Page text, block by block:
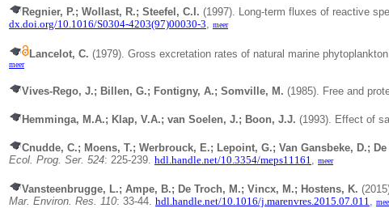
Regnier, P.; Wollast, R.; Steefel, C.I. (1997). Long-term fluxes of reactive
dx.doi.org/10.1016/S0304-4203(97)00030-3
meer
Lancelot, C. (1979). Gross excretation rates of natural marine
meer
Vives-Rego, J.; Billen, G.; Fontigny, A.; Somville, M. (1985). Free and
Hemminga, M.A.; Klap, V.A.; van Soelen, J.; Boon, J.J. (1993). Effect of
Cnudde, C.; Moens, T.; Werbrouck, E.; Lepoint, G.; Van Gansbeke, D.;
Ecol. Prog. Ser. 524: 225-239. hdl.handle.net/10.3354/meps11161 meer
Vansteenbrugge, L.; Ampe, B.; De Troch, M.; Vincx, M.; Hostens, K.
Mar. Environ. Res. 110: 33-44. hdl.handle.net/10.1016/j.marenvres.2015.07.011